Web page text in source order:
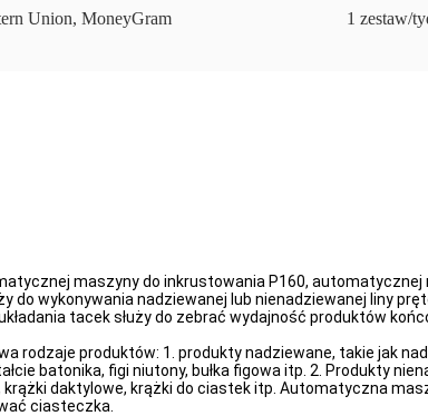
Union, MoneyGram 1 zestaw/
maszyny do inkrustowania P160,
wykonywania nadziewanej lub nienadziewanej liny
tacek służy do zebrać wydajność produktów
produktów: 1. produkty nadziewane, takie jak
batonika, figi niutony, bułka figowa itp. 2. Produkty
daktylowe, krążki do ciastek itp. Automatyczna
ciasteczka.